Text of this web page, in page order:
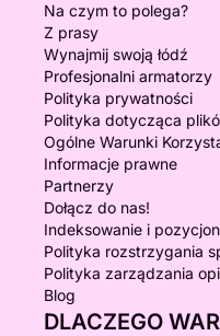
Na czym to polega?
Z prasy
Wynajmij swoją łódź
Profesjonalni armatorzy
Polityka prywatności
Polityka dotycząca
Ogólne Warunki
Informacje prawne
Partnerzy
Dołącz do nas!
Indeksowanie i
Polityka rozstrzygania
Polityka zarządzania
Blog
DLACZEGO